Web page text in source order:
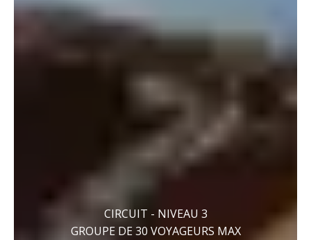
CIRCUIT - NIVEAU 3
GROUPE DE 30 VOYAGEURS MAX